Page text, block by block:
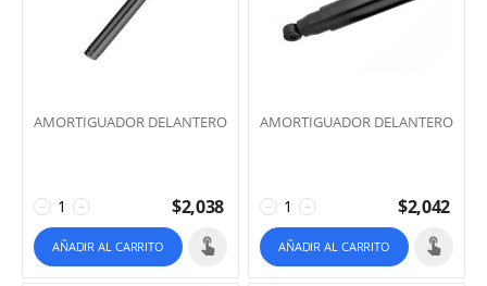
AMORTIGUADOR DELANTERO
+
− $2,038
AÑADIR AL CARRITO
AMORTIGUADOR DELANTERO
+
− $2,042
AÑADIR AL CARRITO